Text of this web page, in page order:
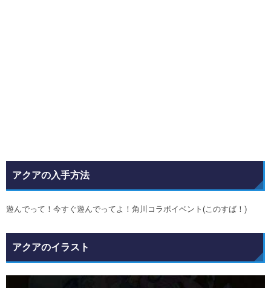
アクアの入手方法
遊んでって！今すぐ遊んでってよ！角川コラボイベント(このすば！)
アクアのイラスト